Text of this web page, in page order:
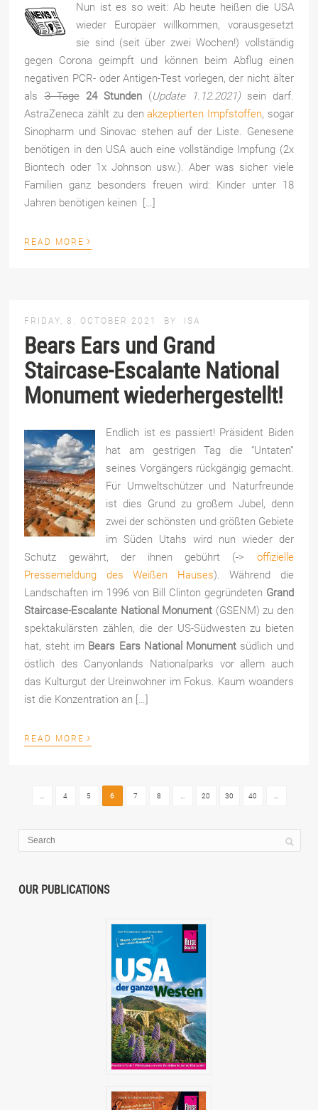
Nun ist es so weit: Ab heute heißen die USA
wieder Europäer willkommen, vorausgesetzt
sie sind (seit über zwei Wochen!) vollständig
gegen Corona geimpft und können beim Abflug einen
negativen PCR- oder Antigen-Test vorlegen, der nicht älter
als3 Tage 24 Stunden(Update 1.12.2021)sein darf.
AstraZeneca zählt zu denakzeptierten Impfstoffen, sogar
Sinopharm und Sinovac stehen auf der Liste. Genesene
benötigen in den USA auch eine vollständige Impfung (2x
Biontech oder 1x Johnson usw.). Aber was sicher viele
Familien ganz besonders freuen wird: Kinder unter 18
Jahren benötigen keinen […]
READ MORE ›
FRIDAY, 8. OCTOBER 2021 BY ISA
Bears Ears und Grand
Staircase-Escalante National
Monument wiederhergestellt!
Endlich ist es passiert! Präsident Biden
hat am gestrigen Tag die “Untaten”
seines Vorgängers rückgängig gemacht.
Für Umweltschützer und Naturfreunde
ist dies Grund zu großem Jubel, denn
zwei der schönsten und größten Gebiete
im Süden Utahs wird nun wieder der
Schutz gewährt, der ihnen gebührt (-> offizielle
Pressemeldung des Weißen Hauses). Während die
Landschaften im 1996 von Bill Clinton gegründeten Grand
Staircase-Escalante National Monument (GSENM) zu den
spektakulärsten zählen, die der US-Südwesten zu bieten
hat, steht im Bears Ears National Monument südlich und
östlich des Canyonlands Nationalparks vor allem auch
das Kulturgut der Ureinwohner im Fokus. Kaum woanders
ist die Konzentration an […]
READ MORE ›
... 4 5 6 7 8 ... 20 30 40 ...
OUR PUBLICATIONS